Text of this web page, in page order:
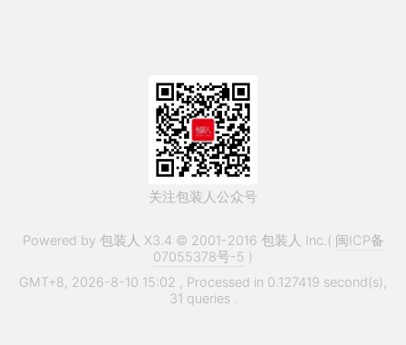
关注包装人公众号
Powered by 包装人 X3.4 © 2001-2016 包装人 Inc.( 闽ICP备
07055378号-5 )
GMT+8, 2026-8-10 15:02 , Processed in 0.127419 second(s),
31 queries .